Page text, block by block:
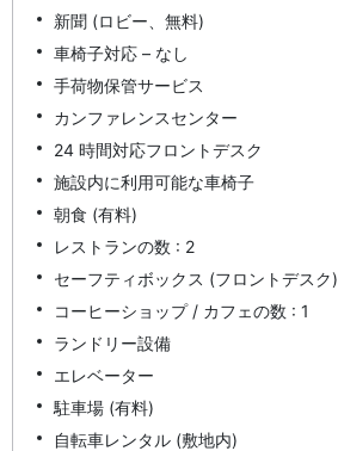
新聞 (ロビー、無料)
車椅子対応 – なし
手荷物保管サービス
カンファレンスセンター
24 時間対応フロントデスク
施設内に利用可能な車椅子
朝食 (有料)
レストランの数 : 2
セーフティボックス (フロントデスク)
コーヒーショップ / カフェの数 : 1
ランドリー設備
エレベーター
駐車場 (有料)
自転車レンタル (敷地内)